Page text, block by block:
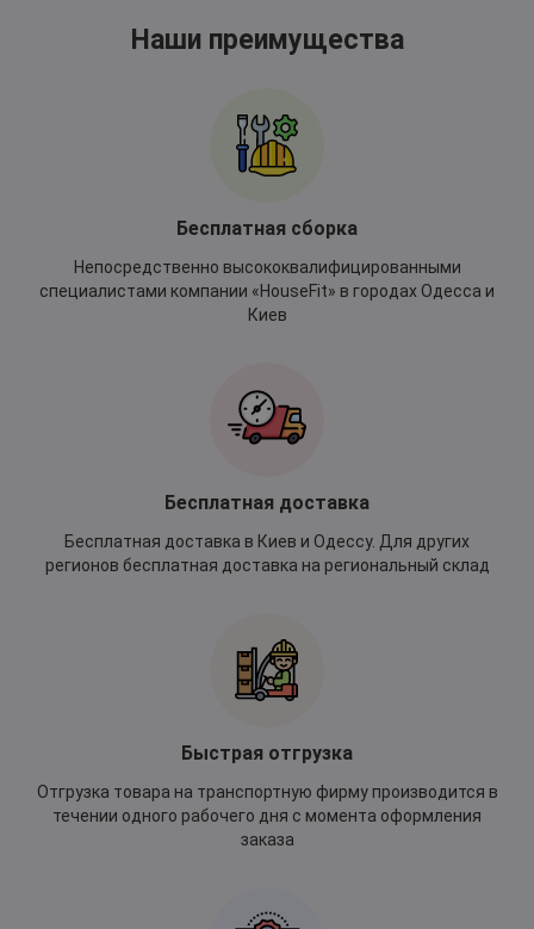
Наши преимущества
Бесплатная сборка
Непосредственно высококвалифицированными
специалистами компании «HouseFit» в городах Одесса и
Киев
Бесплатная доставка
Бесплатная доставка в Киев и Одессу. Для других
регионов бесплатная доставка на региональный склад
Быстрая отгрузка
Отгрузка товара на транспортную фирму производится в
течении одного рабочего дня с момента оформления
заказа